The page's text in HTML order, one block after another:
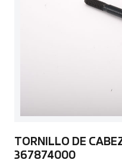
TORNILLO DE
367874000